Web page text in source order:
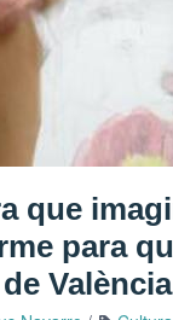
que
para
València